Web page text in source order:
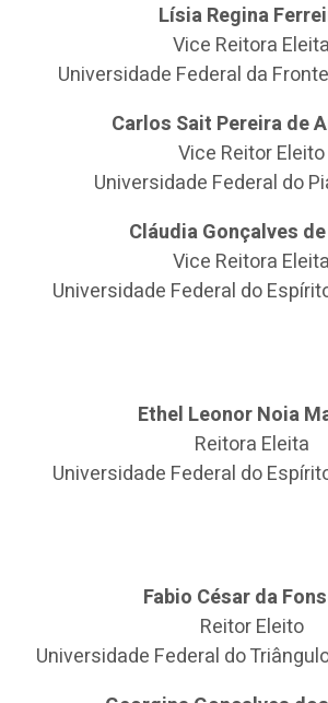
Lísia Regina
Vice Reitora Eleita
Universidade Federal da
Carlos Sait Pereira de
Vice Reitor Eleito
Universidade Federal do
Cláudia Gonçalves
Vice Reitora Eleita
Universidade Federal do
Ethel Leonor Noia
Reitora Eleita
Universidade Federal do
Fabio César da
Reitor Eleito
Universidade Federal do